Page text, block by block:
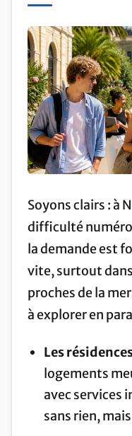
Soyons clairs : à
difficulté numéro
la demande est
vite, surtout
proches de la
à explorer en
Les
logements
avec services
sans rien,